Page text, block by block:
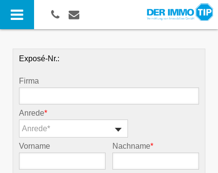
Exposé-Nr.:
Firma
Anrede*
Anrede*
Vorname Nachname*